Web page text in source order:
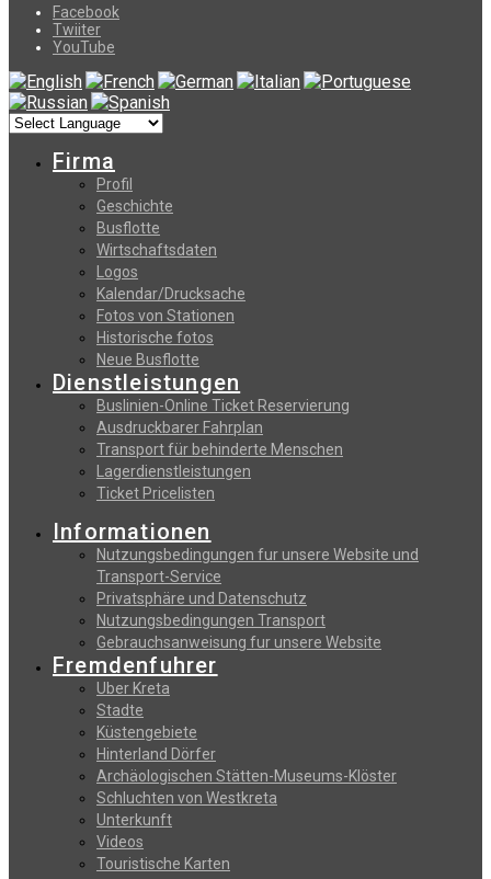
Facebook
Twiiter
YouTube
Firma
Profil
Geschichte
Busflotte
Wirtschaftsdaten
Logos
Kalendar/Drucksache
Fotos von Stationen
Historische fotos
Neue Busflotte
Dienstleistungen
Buslinien-Online Ticket Reservierung
Αusdruckbarer Fahrplan
Transport für behinderte Menschen
Lagerdienstleistungen
Ticket Pricelisten
Informationen
Nutzungsbedingungen fur unsere Website und
Transport-Service
Privatsphäre und Datenschutz
Nutzungsbedingungen Transport
Gebrauchsanweisung fur unsere Website
Fremdenfuhrer
Uber Kreta
Stadte
Küstengebiete
Hinterland Dörfer
Archäologischen Stätten-Museums-Klöster
Schluchten von Westkreta
Unterkunft
Videos
Touristische Karten